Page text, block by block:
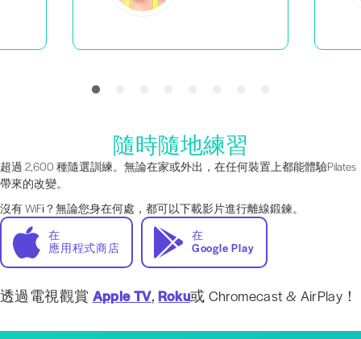
隨時隨地練習
超過 2,600 種隨選訓練。無論在家或外出，在任何裝置上都能體驗Pilates
帶來的改變。
沒有 WiFi？無論您身在何處，都可以下載影片進行離線鍛鍊。
在
應用程式商店
在
Google Play
透過電視觀賞 Apple TV, Roku或 Chromecast & AirPlay！